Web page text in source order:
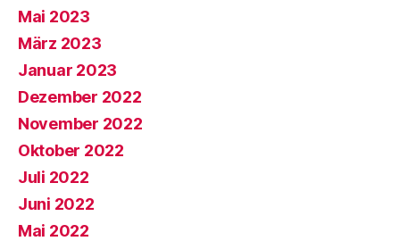
Mai 2023
März 2023
Januar 2023
Dezember 2022
November 2022
Oktober 2022
Juli 2022
Juni 2022
Mai 2022